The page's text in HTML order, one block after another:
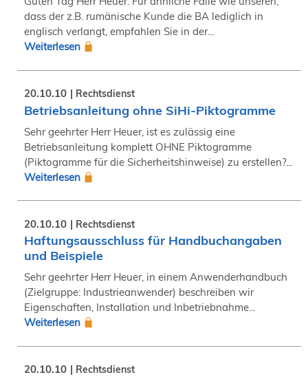
dass der z.B. rumänische Kunde die BA lediglich in
englisch verlangt, empfahlen Sie in der...
Weiterlesen
20.10.10 Rechtsdienst
Betriebsanleitung ohne SiHi-Piktogramme
Sehr geehrter Herr Heuer, ist es zulässig eine
Betriebsanleitung komplett OHNE Piktogramme
(Piktogramme für die Sicherheitshinweise) zu erstellen?...
Weiterlesen
20.10.10 Rechtsdienst
Haftungsausschluss für Handbuchangaben
und Beispiele
Sehr geehrter Herr Heuer, in einem Anwenderhandbuch
(Zielgruppe: Industrieanwender) beschreiben wir
Eigenschaften, Installation und Inbetriebnahme...
Weiterlesen
20.10.10 Rechtsdienst